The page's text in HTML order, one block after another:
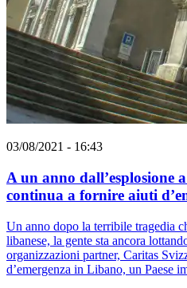
03/08/2021 - 16:43
A un anno dall’esplosione
continua a fornire aiuti
Un anno dopo la terribile tragedia
libanese, la gente sta ancora
organizzazioni partner, Caritas
d’emergenza in Libano, un Paese